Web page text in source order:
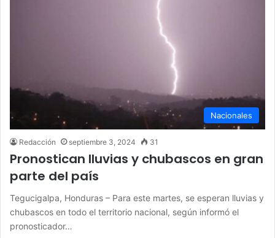
Nacionales
Redacción septiembre 3, 2024 31
Pronostican lluvias y chubascos en gran
parte del país
Tegucigalpa, Honduras – Para este martes, se esperan lluvias y
chubascos en todo el territorio nacional, según informó el
pronosticador…